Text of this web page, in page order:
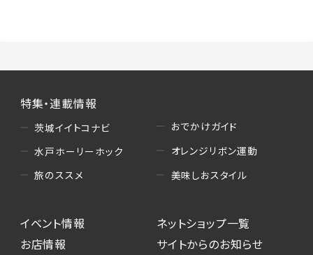
特集・連載情報
茨城イイトコナビ
水戸ホーリーホック
旅のススメ
おでかけガイド
オレンジリボン運動
美味しおスタイル
イベント情報
お店情報
ネットショップ一覧
サイトからのお知らせ